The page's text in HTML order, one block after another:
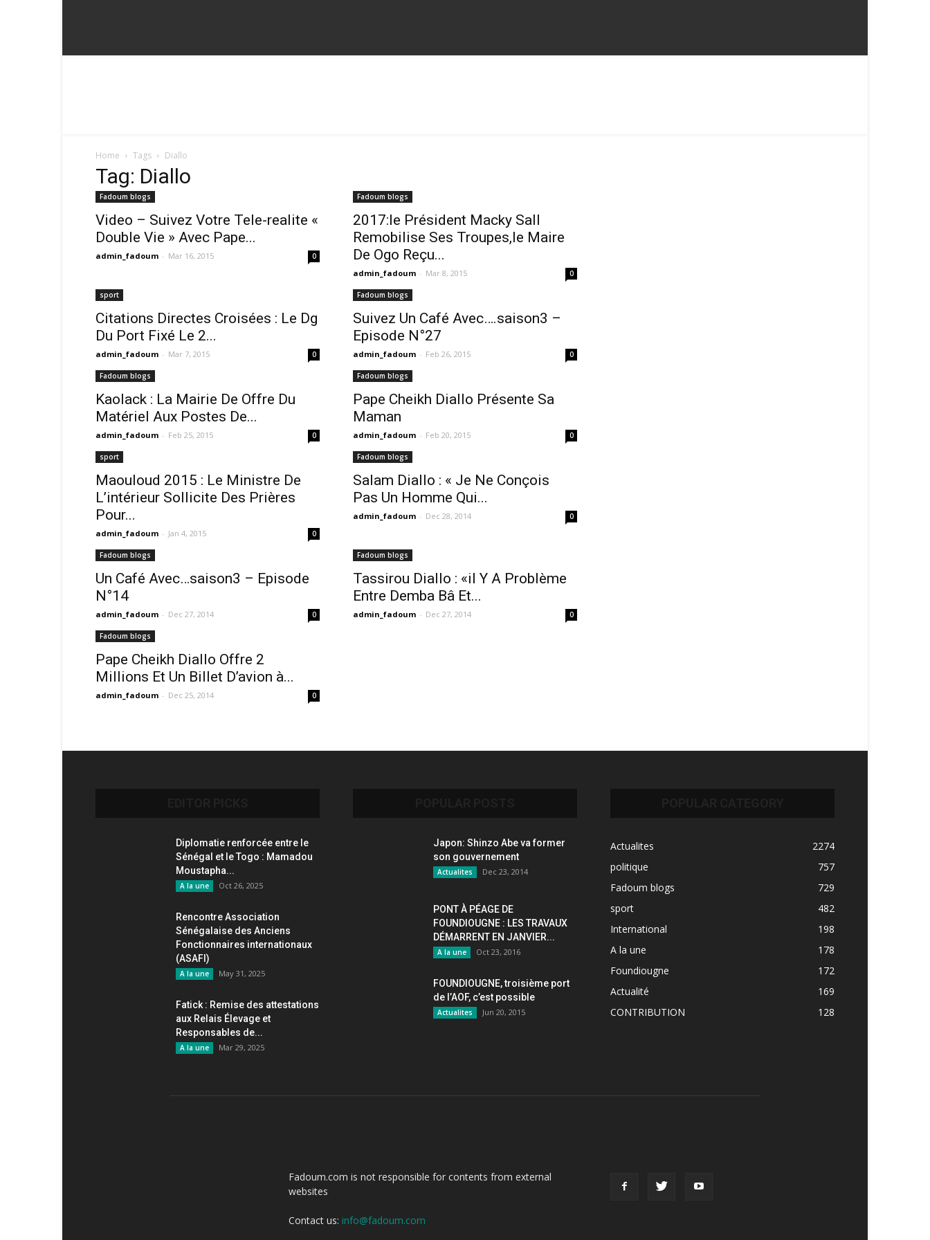
Home Tags Diallo
Tag: Diallo
Fadoum blogs
Video – Suivez Votre Tele-realite «
Double Vie » Avec Pape...
admin_fadoum - Mar 16, 2015 0
Fadoum blogs
2017:le Président Macky Sall
Remobilise Ses Troupes,le Maire
De Ogo Reçu...
admin_fadoum - Mar 8, 2015 0
sport
Citations Directes Croisées : Le Dg
Du Port Fixé Le 2...
admin_fadoum - Mar 7, 2015 0
Fadoum blogs
Suivez Un Café Avec….saison3 –
Episode N°27
admin_fadoum - Feb 26, 2015 0
Fadoum blogs
Kaolack : La Mairie De Offre Du
Matériel Aux Postes De...
admin_fadoum - Feb 25, 2015 0
Fadoum blogs
Pape Cheikh Diallo Présente Sa
Maman
admin_fadoum - Feb 20, 2015 0
sport
Maouloud 2015 : Le Ministre De
L’intérieur Sollicite Des Prières
Pour...
admin_fadoum - Jan 4, 2015 0
Fadoum blogs
Salam Diallo : « Je Ne Conçois
Pas Un Homme Qui...
admin_fadoum - Dec 28, 2014 0
Fadoum blogs
Un Café Avec…saison3 – Episode
N°14
admin_fadoum - Dec 27, 2014 0
Fadoum blogs
Tassirou Diallo : «il Y A Problème
Entre Demba Bâ Et...
admin_fadoum - Dec 27, 2014 0
Fadoum blogs
Pape Cheikh Diallo Offre 2
Millions Et Un Billet D’avion à...
admin_fadoum - Dec 25, 2014 0
Diplomatie renforcée entre le
Sénégal et le Togo : Mamadou
Moustapha...
A la une Oct 26, 2025
Rencontre Association
Sénégalaise des Anciens
Fonctionnaires internationaux
(ASAFI)
A la une May 31, 2025
Fatick : Remise des attestations
aux Relais Élevage et
Responsables de...
A la une Mar 29, 2025
Japon: Shinzo Abe va former
son gouvernement
Actualites Dec 23, 2014
PONT À PÉAGE DE
FOUNDIOUGNE : LES TRAVAUX
DÉMARRENT EN JANVIER...
A la une Oct 23, 2016
FOUNDIOUGNE, troisième port
de l’AOF, c’est possible
Actualites Jun 20, 2015
Actualites
2274
politique
757
Fadoum blogs
729
sport
482
International
198
A la une
178
Foundiougne
172
Actualité
169
CONTRIBUTION
128
Fadoum.com is not responsible for contents from external
websites
Contact us: info@fadoum.com